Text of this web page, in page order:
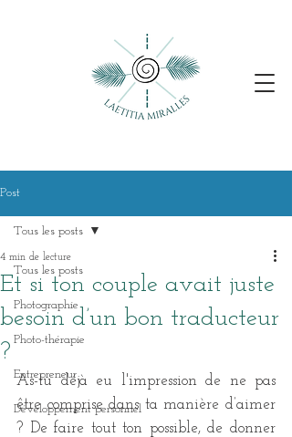
Post
Tous les posts
Photographie
Photo-thérapie
Entrepreneur
Développement personnel
Tous les posts
Et si ton couple avait juste
besoin d’un bon traducteur
?
4 min de lecture
As-tu déjà eu l'impression de ne pas
être comprise dans ta manière d’aimer
? De faire tout ton possible, de donner